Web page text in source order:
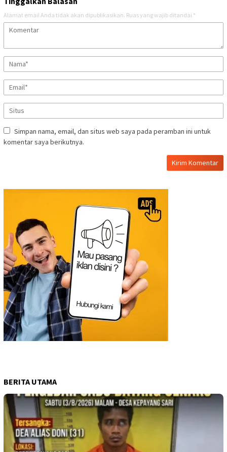
Alamat email Anda tidak akan dipublikasikan. Ruas yang wajib ditandai *
Simpan nama, email, dan situs web saya pada peramban ini untuk
komentar saya berikutnya.
BERITA UTAMA